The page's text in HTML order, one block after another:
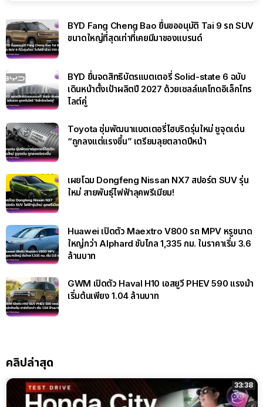
BYD Fang Cheng Bao ยื่นขออนุมัติ Tai 9 รถ SUV
ขนาดใหญ่ที่สุดเท่าที่เคยมีมาของแบรนด์
BYD ยื่นจดสิทธิบัตรแบตเตอรี่ Solid-state 6 ฉบับ
เดินหน้าตั้งเป้าผลิตปี 2027 ด้วยเซลล์แคโทดอิเล็กโทร
ไลต์คู่
Toyota ซุ่มพัฒนาแบตเตอรี่ไฮบริดรุ่นใหม่ ชูจุดเด่น
“ถูกลงแต่แรงขึ้น” เตรียมลุยตลาดปีหน้า
เผยโฉม Dongfeng Nissan NX7 สปอร์ต SUV รุ่น
ใหม่ สายพันธุ์ไฟฟ้าลุคพรีเมียม!
Huawei เปิดตัว Maextro V800 รถ MPV หรูขนาด
ใหญ่กว่า Alphard ขับไกล 1,335 กม. ในราคาเริ่ม 3.6
ล้านบาท
GWM เปิดตัว Haval H10 เอสยูวี PHEV 590 แรงม้า
เริ่มต้นเพียง 1.04 ล้านบาท
คลิปล่าสุด
33:38